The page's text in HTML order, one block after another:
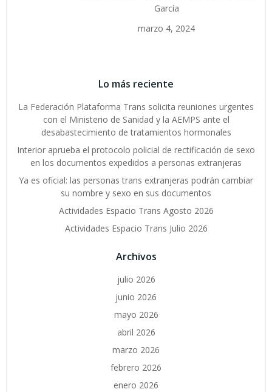
García
marzo 4, 2024
Lo más reciente
La Federación Plataforma Trans solicita reuniones urgentes
con el Ministerio de Sanidad y la AEMPS ante el
desabastecimiento de tratamientos hormonales
Interior aprueba el protocolo policial de rectificación de sexo
en los documentos expedidos a personas extranjeras
Ya es oficial: las personas trans extranjeras podrán cambiar
su nombre y sexo en sus documentos
Actividades Espacio Trans Agosto 2026
Actividades Espacio Trans Julio 2026
Archivos
julio 2026
junio 2026
mayo 2026
abril 2026
marzo 2026
febrero 2026
enero 2026